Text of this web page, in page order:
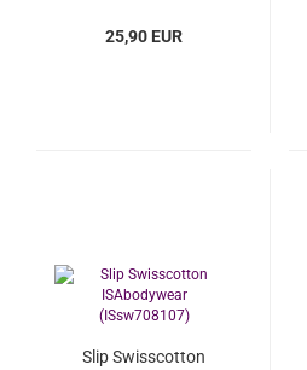
25,90 EUR
Slip Swisscotton